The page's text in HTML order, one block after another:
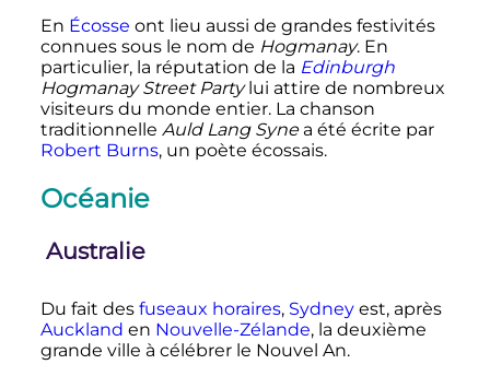
En Écosse ont lieu aussi de grandes festivités
connues sous le nom de Hogmanay. En
particulier, la réputation de la Edinburgh
Hogmanay Street Partylui attire de nombreux
visiteurs du monde entier. La chanson
traditionnelle Auld Lang Synea été écrite par
Robert Burns, un poète écossais.
Océanie
Australie
Du fait des fuseaux horaires, Sydneyest, après
Auckland en Nouvelle-Zélande, la deuxième
grande ville à célébrer le Nouvel An.